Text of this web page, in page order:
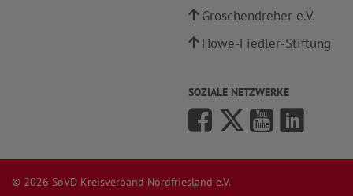
Groschendreher e.V.
Howe-Fiedler-Stiftung
SOZIALE NETZWERKE
© 2026 SoVD Kreisverband Nordfriesland e.V.